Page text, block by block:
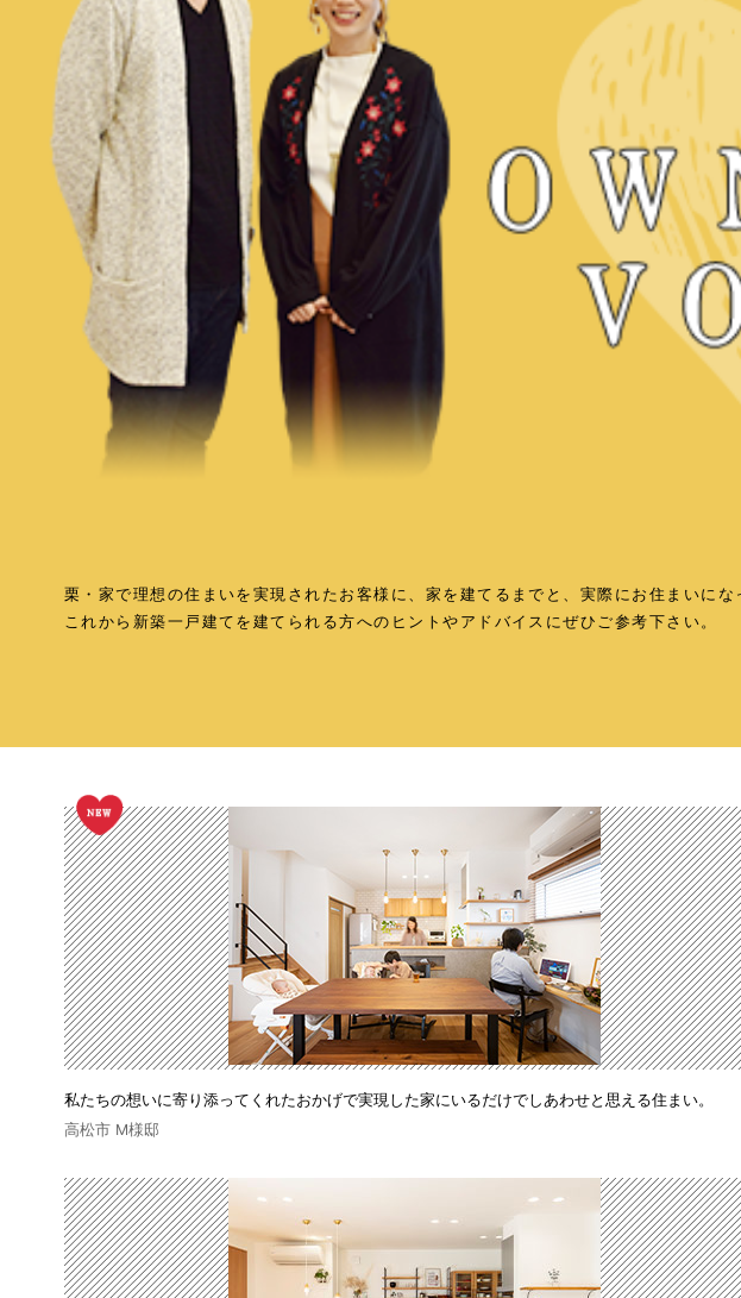
栗・家で理想の住まいを実現されたお客様に、家を建てるまでと、実際にお住まいに
これから新築一戸建てを建てられる方へのヒントやアドバイスにぜひご参考下さい。
私たちの想いに寄り添ってくれたおかげで実現した家にいるだけでしあわせと思える住まい。
高松市 M様邸